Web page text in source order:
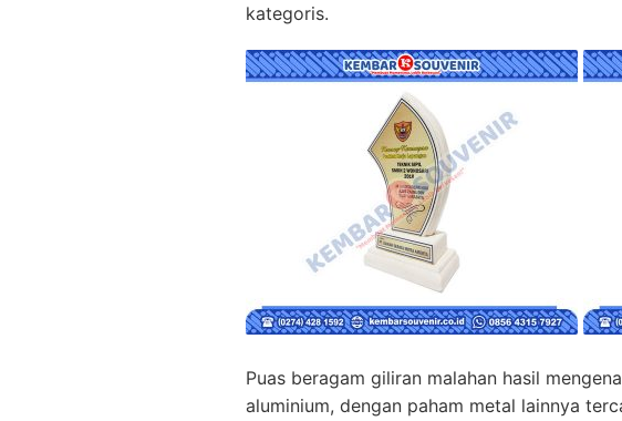
kategoris.
Puas beragam giliran malahan hasil
aluminium, dengan paham metal lainnya